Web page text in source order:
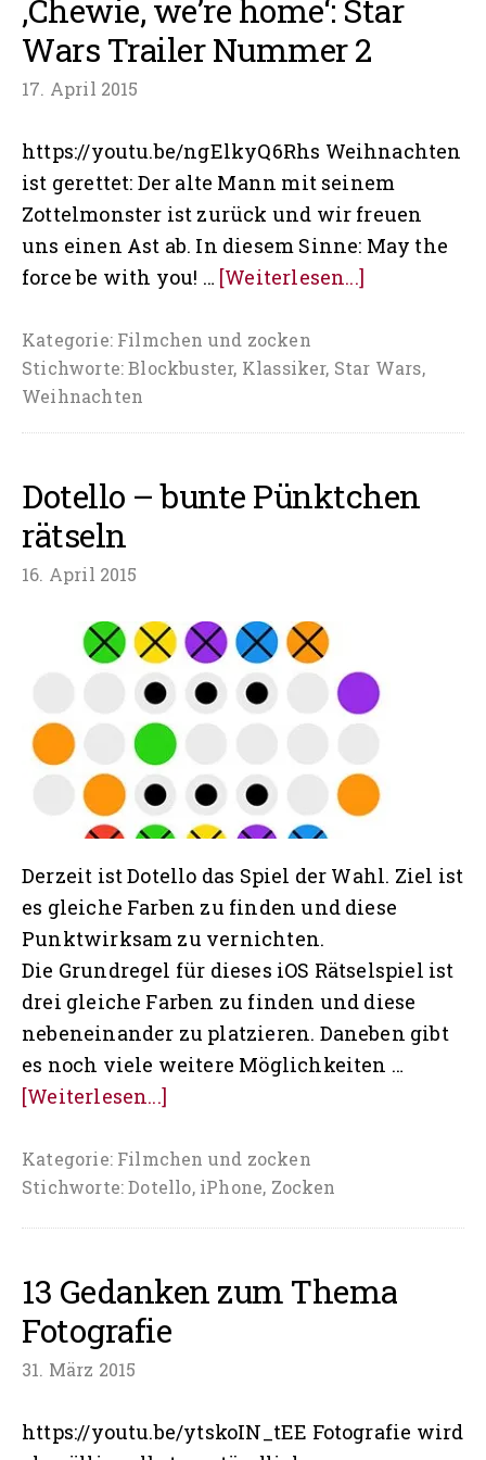
‚Chewie, we’re home‘: Star
Wars Trailer Nummer 2
17. April 2015
https://youtu.be/ngElkyQ6Rhs Weihnachten
ist gerettet: Der alte Mann mit seinem
Zottelmonster ist zurück und wir freuen
uns einen Ast ab. In diesem Sinne: May the
force be with you! … [Weiterlesen...]
Star
Trailer
2
Kategorie: Filmchen und zocken
Stichworte:Blockbuster, Klassiker, Star Wars,
Weihnachten
Dotello – bunte Pünktchen
rätseln
16. April 2015
Derzeit ist Dotello das Spiel der Wahl. Ziel ist
es gleiche Farben zu finden und diese
Punktwirksam zu vernichten.
Die Grundregel für dieses iOS Rätselspiel ist
drei gleiche Farben zu finden und diese
nebeneinander zu platzieren. Daneben gibt
es noch viele weitere Möglichkeiten …
[Weiterlesen...]
bunte
Pünktchen
rätseln
Kategorie: Filmchen und zocken
Stichworte:Dotello, iPhone, Zocken
13 Gedanken zum Thema
Fotografie
31. März 2015
https://youtu.be/ytskoIN_tEE Fotografie wird